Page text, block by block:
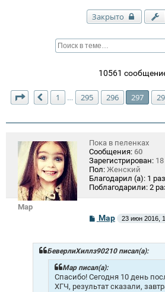
Закрыто
10561
Страница 297 из302
Пред.
1 … 295 296 297
Mар
Пока в пеленках
Сообщения: 60
Зарегистрирован:
Пол: Женский
Благодарил (а): 1 раз
Поблагодарили: 2
С
б
щ
е
н
и
е
Mар 23 июн 2016,
БеверлиХиллз90210 писал(а):
Mар писал(а):
Спасибо! Сегодня 10 день
ХГЧ, результат сказали,